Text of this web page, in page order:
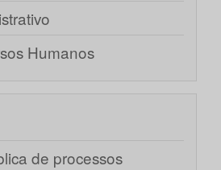
Humanos
de processos